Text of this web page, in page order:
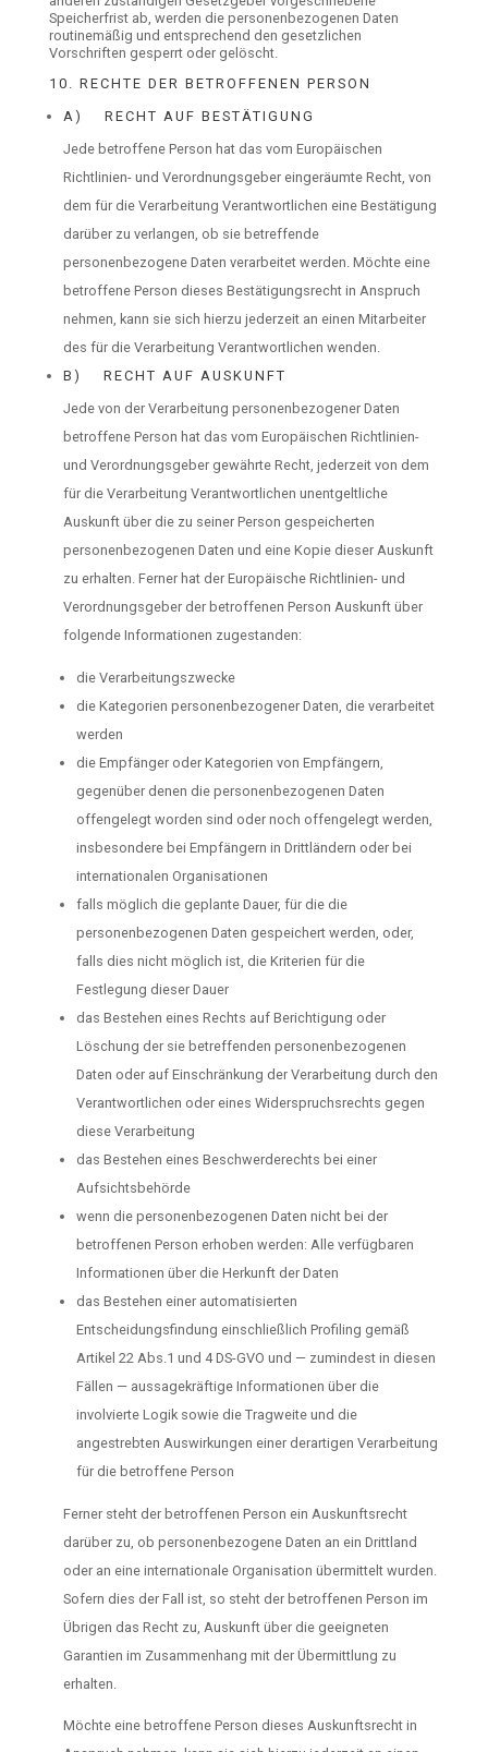
Speicherfrist ab, werden die personenbezogenen Daten
routinemäßig und entsprechend den gesetzlichen
Vorschriften gesperrt oder gelöscht.
10. RECHTE DER BETROFFENEN PERSON
A) RECHT AUF BESTÄTIGUNG
Jede betroffene Person hat das vom Europäischen
Richtlinien- und Verordnungsgeber eingeräumte Recht, von
dem für die Verarbeitung Verantwortlichen eine Bestätigung
darüber zu verlangen, ob sie betreffende
personenbezogene Daten verarbeitet werden. Möchte eine
betroffene Person dieses Bestätigungsrecht in Anspruch
nehmen, kann sie sich hierzu jederzeit an einen Mitarbeiter
des für die Verarbeitung Verantwortlichen wenden.
B) RECHT AUF AUSKUNFT
Jede von der Verarbeitung personenbezogener Daten
betroffene Person hat das vom Europäischen Richtlinien-
und Verordnungsgeber gewährte Recht, jederzeit von dem
für die Verarbeitung Verantwortlichen unentgeltliche
Auskunft über die zu seiner Person gespeicherten
personenbezogenen Daten und eine Kopie dieser Auskunft
zu erhalten. Ferner hat der Europäische Richtlinien- und
Verordnungsgeber der betroffenen Person Auskunft über
folgende Informationen zugestanden:
die Verarbeitungszwecke
die Kategorien personenbezogener Daten, die verarbeitet
werden
die Empfänger oder Kategorien von Empfängern,
gegenüber denen die personenbezogenen Daten
offengelegt worden sind oder noch offengelegt werden,
insbesondere bei Empfängern in Drittländern oder bei
internationalen Organisationen
falls möglich die geplante Dauer, für die die
personenbezogenen Daten gespeichert werden, oder,
falls dies nicht möglich ist, die Kriterien für die
Festlegung dieser Dauer
das Bestehen eines Rechts auf Berichtigung oder
Löschung der sie betreffenden personenbezogenen
Daten oder auf Einschränkung der Verarbeitung durch den
Verantwortlichen oder eines Widerspruchsrechts gegen
diese Verarbeitung
das Bestehen eines Beschwerderechts bei einer
Aufsichtsbehörde
wenn die personenbezogenen Daten nicht bei der
betroffenen Person erhoben werden: Alle verfügbaren
Informationen über die Herkunft der Daten
das Bestehen einer automatisierten
Entscheidungsfindung einschließlich Profiling gemäß
Artikel 22 Abs.1 und 4 DS-GVO und — zumindest in diesen
Fällen — aussagekräftige Informationen über die
involvierte Logik sowie die Tragweite und die
angestrebten Auswirkungen einer derartigen Verarbeitung
für die betroffene Person
Ferner steht der betroffenen Person ein Auskunftsrecht
darüber zu, ob personenbezogene Daten an ein Drittland
oder an eine internationale Organisation übermittelt wurden.
Sofern dies der Fall ist, so steht der betroffenen Person im
Übrigen das Recht zu, Auskunft über die geeigneten
Garantien im Zusammenhang mit der Übermittlung zu
erhalten.
Möchte eine betroffene Person dieses Auskunftsrecht in